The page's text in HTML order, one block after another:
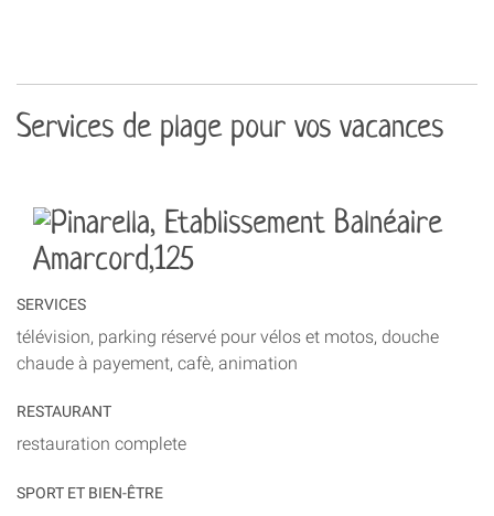
Services de plage pour vos vacances
SERVICES
télévision, parking réservé pour vélos et motos, douche
chaude à payement, cafè, animation
RESTAURANT
restauration complete
SPORT ET BIEN-ÊTRE